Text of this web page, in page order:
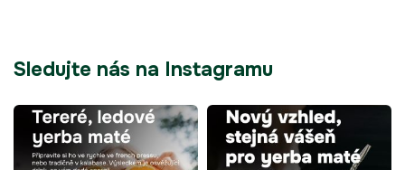
Sledujte nás na Instagramu